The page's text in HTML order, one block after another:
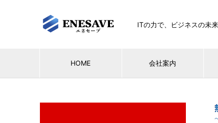
ITの力で、ビジネスの未
HOME 会社案内